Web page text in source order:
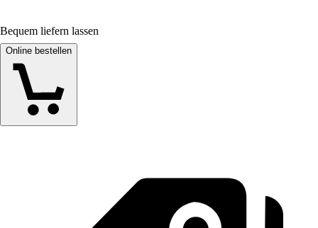
Bequem liefern lassen
Online bestellen